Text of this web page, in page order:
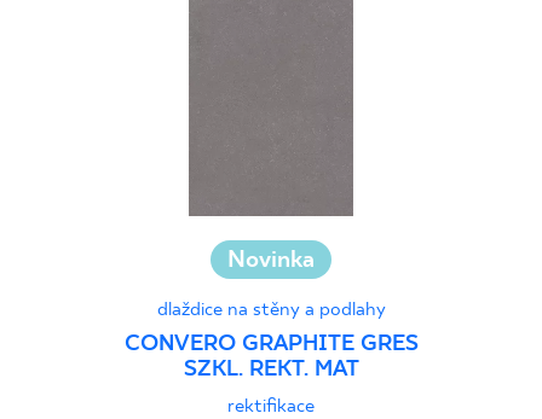
Novinka
dlaždice na stěny a podlahy
CONVERO GRAPHITE GRES
SZKL. REKT. MAT
rektifikace